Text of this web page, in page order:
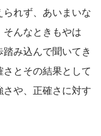
れず、あいまいな
んなときもやは
み込んで聞いてき
とその結果として
や、正確さに対す